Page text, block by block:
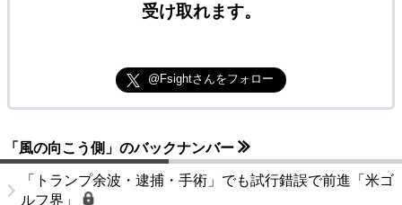
受け取れます。
@Fsightさんをフォロー
「風の向こう側」のバックナンバー
「トランプ余波・逮捕・手術」でも試行錯誤で前進「米ゴ
ルフ界」